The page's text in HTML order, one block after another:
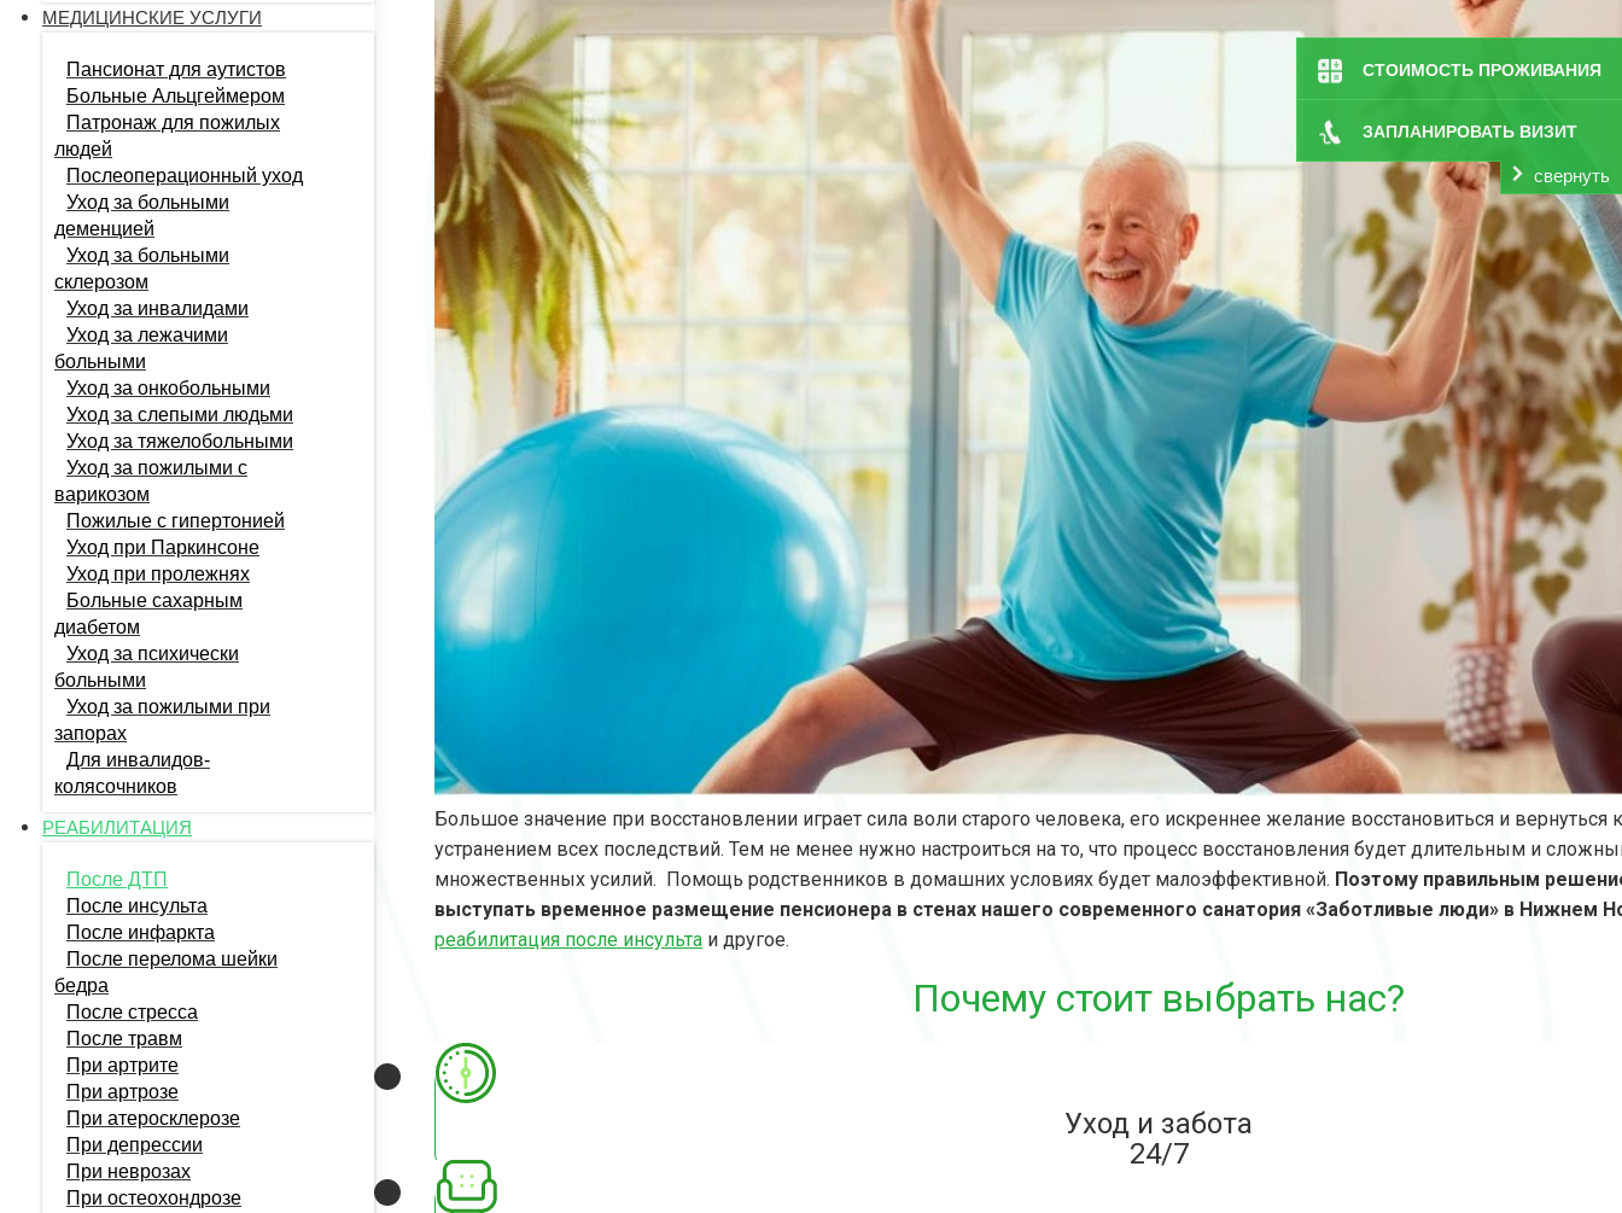
СТОИМОСТЬ ПРОЖИВАНИЯ
ЗАПЛАНИРОВАТЬ ВИЗИТ
свернуть
МЕДИЦИНСКИЕ УСЛУГИ
Пансионат для аутистов
Больные Альцгеймером
Патронаж для пожилых
людей
Послеоперационный уход
Уход за больными
деменцией
Уход за больными
склерозом
Уход за инвалидами
Уход за лежачими
больными
Уход за онкобольными
Уход за слепыми людьми
Уход за тяжелобольными
Уход за пожилыми с
варикозом
Пожилые с гипертонией
Уход при Паркинсоне
Уход при пролежнях
Больные сахарным
диабетом
Уход за психически
больными
Уход за пожилыми при
запорах
Для инвалидов-
колясочников
РЕАБИЛИТАЦИЯ
После ДТП
После инсульта
После инфаркта
После перелома шейки
бедра
После стресса
После травм
При артрите
При артрозе
При атеросклерозе
При депрессии
При неврозах
При остеохондрозе
Большое значение при восстановлении играет сила воли старого человека, его искреннее желание восстановиться и вернуться
устранением всех последствий. Тем не менее нужно настроиться на то, что процесс восстановления будет длительным и
множественных усилий. Помощь родственников в домашних условиях будет малоэффективной. Поэтому правильным
выступать временное размещение пенсионера в стенах нашего современного санатория «Заботливые люди» в Нижнем
реабилитация после инсульта и другое.
Почему стоит выбрать нас?
Уход и забота
24/7